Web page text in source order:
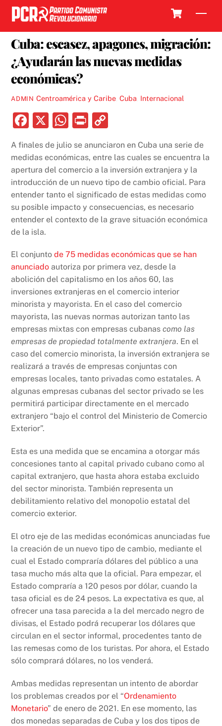
Skip
content
Cuba: escasez, apagones, migración:
¿Ayudarán las nuevas medidas
económicas?
ADMIN Centroamérica y Caribe, Cuba Internacional
F
c
e
b
o
o
k
X
W
at
s
A
p
p
P
nt p
y
Li
n
k
A finales de julio se anunciaron en Cuba una serie de
medidas económicas, entre las cuales se encuentra la
apertura del comercio a la inversión extranjera y la
introducción de un nuevo tipo de cambio oficial. Para
entender tanto el significado de estas medidas como
su posible impacto y consecuencias, es necesario
entender el contexto de la grave situación económica
de la isla.
El conjuntode 75 medidas económicas que se han
anunciado autoriza por primera vez, desde la
abolición del capitalismo en los años 60, las
inversiones extranjeras en el comercio interior
minorista y mayorista. En el caso del comercio
mayorista, las nuevas normas autorizan tanto las
empresas mixtas con empresas cubanascomo las
empresas de propiedad totalmente extranjera. En el
caso del comercio minorista, la inversión extranjera se
realizará a través de empresas conjuntas con
empresas locales, tanto privadas como estatales. A
algunas empresas cubanas del sector privado se les
permitirá participar directamente en el mercado
extranjero “bajo el control del Ministerio de Comercio
Exterior”.
Esta es una medida que se encamina a otorgar más
concesiones tanto al capital privado cubano como al
capital extranjero, que hasta ahora estaba excluido
del sector minorista. También representa un
debilitamiento relativo del monopolio estatal del
comercio exterior.
El otro eje de las medidas económicas anunciadas fue
la creación de un nuevo tipo de cambio, mediante el
cual el Estado compraría dólares del público a una
tasa mucho más alta que la oficial. Para empezar, el
Estado compraría a 120 pesos por dólar, cuando la
tasa oficial es de 24 pesos. La expectativa es que, al
ofrecer una tasa parecida a la del mercado negro de
divisas, el Estado podrá recuperar los dólares que
circulan en el sector informal, procedentes tanto de
las remesas como de los turistas. Por ahora, el Estado
sólo comprará dólares, no los venderá.
Ambas medidas representan un intento de abordar
los problemas creados por el “Ordenamiento
Monetario” de enero de 2021. En ese momento, las
dos monedas separadas de Cuba y los dos tipos de